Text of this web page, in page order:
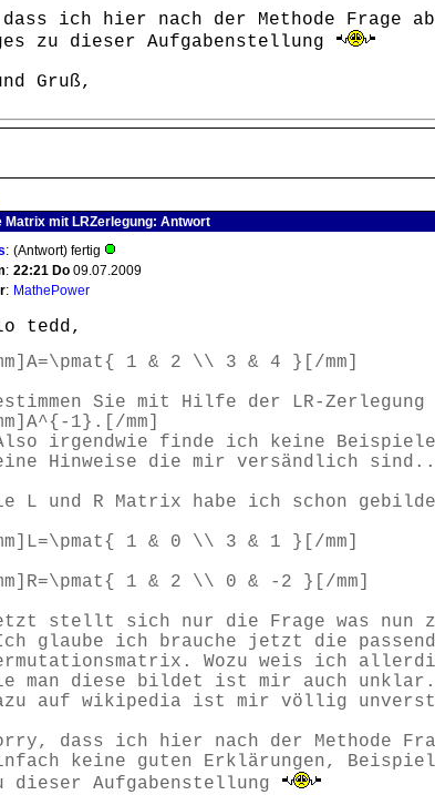
ich hier nach der Methode Frage
zu dieser Aufgabenstellung
Gruß,
Matrix mit LRZerlegung: Antwort
: (Antwort) fertig
: 22:21 Do 09.07.2009
: MathePower
tedd,
1 & 2 \\ 3 & 4 }[/mm]
Sie mit Hilfe der LR-
1}.[/mm]
irgendwie finde ich keine Beispiele
Hinweise die mir versändlich
L und R Matrix habe ich schon
1 & 0 \\ 3 & 1 }[/mm]
1 & 2 \\ 0 & -2 }[/mm]
stellt sich nur die Frage was nun
glaube ich brauche jetzt die
Wozu weis ich
man diese bildet ist mir auch
auf wikipedia ist mir völlig
dass ich hier nach der Methode
keine guten Erklärungen,
dieser Aufgabenstellung